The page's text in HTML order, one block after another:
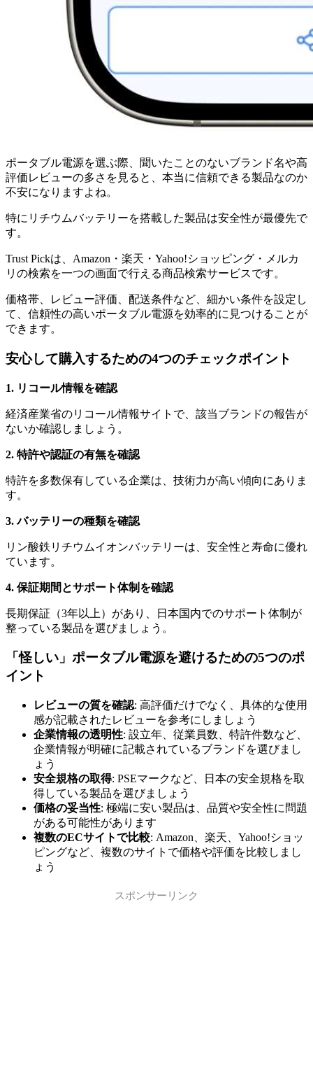
ポータブル電源を選ぶ際、聞いたことのないブランド名や高
評価レビューの多さを見ると、本当に信頼できる製品なのか
不安になりますよね。
特にリチウムバッテリーを搭載した製品は安全性が最優先で
す。
Trust Pickは、Amazon・楽天・Yahoo!ショッピング・メルカ
リの検索を一つの画面で行える商品検索サービスです。
価格帯、レビュー評価、配送条件など、細かい条件を設定し
て、信頼性の高いポータブル電源を効率的に見つけることが
できます。
安心して購入するための4つのチェックポイント
1. リコール情報を確認
経済産業省のリコール情報サイトで、該当ブランドの報告が
ないか確認しましょう。
2. 特許や認証の有無を確認
特許を多数保有している企業は、技術力が高い傾向にありま
す。
3. バッテリーの種類を確認
リン酸鉄リチウムイオンバッテリーは、安全性と寿命に優れ
ています。
4. 保証期間とサポート体制を確認
長期保証（3年以上）があり、日本国内でのサポート体制が
整っている製品を選びましょう。
「怪しい」ポータブル電源を避けるための5つのポ
イント
レビューの質を確認: 高評価だけでなく、具体的な使用
感が記載されたレビューを参考にしましょう
企業情報の透明性: 設立年、従業員数、特許件数など、
企業情報が明確に記載されているブランドを選びまし
ょう
安全規格の取得: PSEマークなど、日本の安全規格を取
得している製品を選びましょう
価格の妥当性: 極端に安い製品は、品質や安全性に問題
がある可能性があります
複数のECサイトで比較: Amazon、楽天、Yahoo!ショッ
ピングなど、複数のサイトで価格や評価を比較しまし
ょう
スポンサーリンク